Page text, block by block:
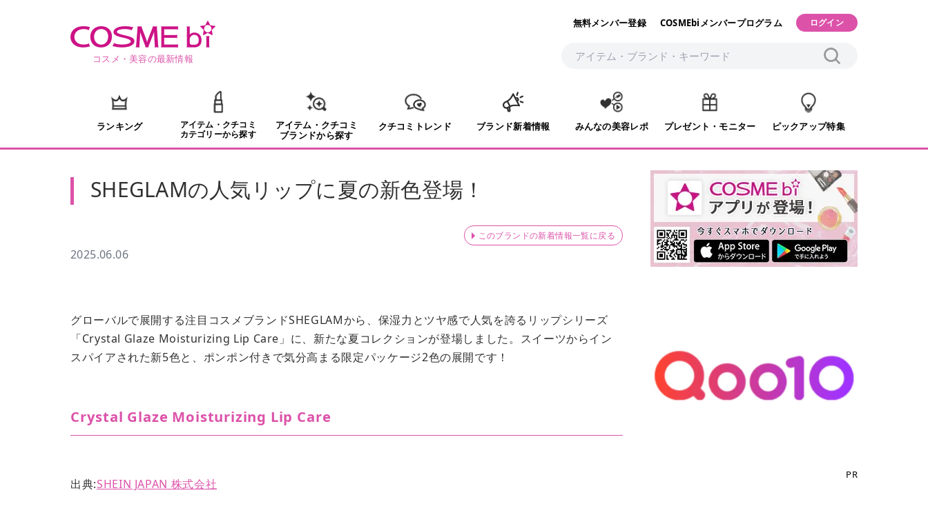
コスメ・美容の最新情報
無料メンバー登録 COSMEbiメンバープログラム ログイン
ランキング
アイテム・クチコミ
カテゴリーから探す
アイテム・クチコミ
ブランドから探す
クチコミトレンド ブランド新着情報 みんなの美容レポ プレゼント・モニター ピックアップ特集
SHEGLAMの人気リップに夏の新色登場！
このブランドの新着情報一覧に戻る
2025.06.06
グローバルで展開する注目コスメブランドSHEGLAMから、保湿力とツヤ感で人気を誇るリップシリーズ
「Crystal Glaze Moisturizing Lip Care」に、新たな夏コレクションが登場しました。スイーツからイン
スパイアされた新5色と、ポンポン付きで気分高まる限定パッケージ2色の展開です！
Crystal Glaze Moisturizing Lip Care
出典:SHEIN JAPAN 株式会社
PR